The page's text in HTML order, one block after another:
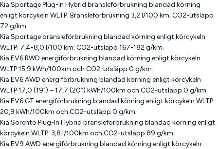
Kia Sportage Plug-In Hybrid bränsleförbrukning blandad körning
enligt körcykeln WLTP: Bränsleförbrukning 3,2 l/100 km; CO2-utsläpp
72 g/km.
Kia Sportage bränsleförbrukning blandad körning enligt körcykeln
WLTP: 7,4-8,0 l/100 km; CO2-utsläpp 167-182 g/km.
Kia EV6 RWD energiförbrukning blandad körning enligt körcykeln
WLTP 15,9 kWh/100km och CO2-utsläpp 0 g/km.
Kia EV6 AWD energiförbrukning blandad körning enligt körcykeln
WLTP 17,0 (19”) – 17,7 (20”) kWh/100km och CO2-utsläpp 0 g/km.
Kia EV6 GT energiförbrukning blandad körning enligt körcykeln WLTP
20,9 kWh/100km och CO2-utsläpp 0 g/km.
Kia Sorento Plug-In Hybrid bränsleförbrukning blandad körning enligt
körcykeln WLTP: 3,8 l/100km och CO2-utsläpp 89 g/km.
Kia EV9 AWD energiförbrukning blandad körning enligt körcykeln